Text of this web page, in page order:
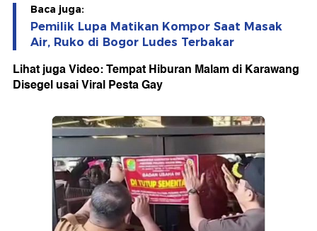
Baca juga:
Pemilik Lupa Matikan Kompor Saat Masak
Air, Ruko di Bogor Ludes Terbakar
Lihat juga Video: Tempat Hiburan Malam di Karawang
Disegel usai Viral Pesta Gay